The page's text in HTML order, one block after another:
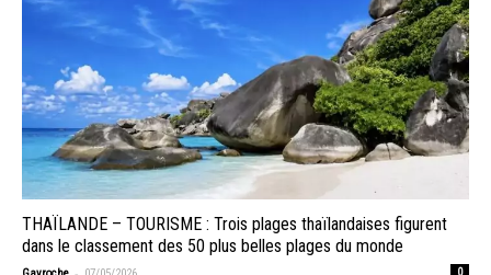
THAÏLANDE – TOURISME : Trois plages thaïlandaises figurent
dans le classement des 50 plus belles plages du monde
0